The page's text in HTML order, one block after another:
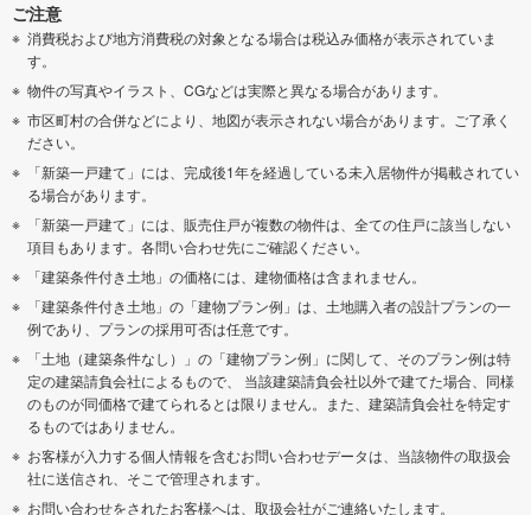
ご注意
消費税および地方消費税の対象となる場合は税込み価格が表示されていま
す。
物件の写真やイラスト、CGなどは実際と異なる場合があります。
市区町村の合併などにより、地図が表示されない場合があります。ご了承く
ださい。
「新築一戸建て」には、完成後1年を経過している未入居物件が掲載されてい
る場合があります。
「新築一戸建て」には、販売住戸が複数の物件は、全ての住戸に該当しない
項目もあります。各問い合わせ先にご確認ください。
「建築条件付き土地」の価格には、建物価格は含まれません。
「建築条件付き土地」の「建物プラン例」は、土地購入者の設計プランの一
例であり、プランの採用可否は任意です。
「土地（建築条件なし）」の「建物プラン例」に関して、そのプラン例は特
定の建築請負会社によるもので、 当該建築請負会社以外で建てた場合、同様
のものが同価格で建てられるとは限りません。また、建築請負会社を特定す
るものではありません。
お客様が入力する個人情報を含むお問い合わせデータは、当該物件の取扱会
社に送信され、そこで管理されます。
お問い合わせをされたお客様へは、取扱会社がご連絡いたします。